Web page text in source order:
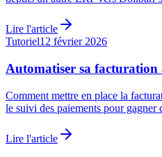
Lire l'article
Tutoriel12 février 2026
Automatiser sa
Comment mettre en place la
le suivi des paiements pour gagner
Lire l'article